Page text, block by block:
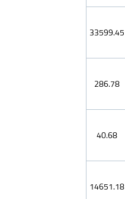
33599.45
286.78
40.68
14651.18